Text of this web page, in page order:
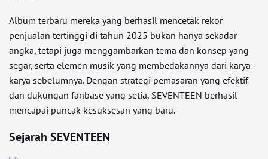
Album terbaru mereka yang berhasil mencetak rekor
penjualan tertinggi di tahun 2025 bukan hanya sekadar
angka, tetapi juga menggambarkan tema dan konsep yang
segar, serta elemen musik yang membedakannya dari karya-
karya sebelumnya. Dengan strategi pemasaran yang efektif
dan dukungan fanbase yang setia, SEVENTEEN berhasil
mencapai puncak kesuksesan yang baru.
Sejarah SEVENTEEN